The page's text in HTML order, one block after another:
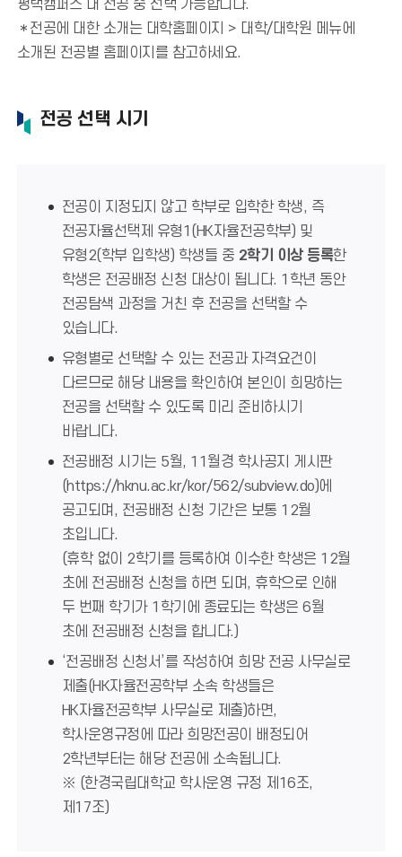
평택캠퍼스 내 전공 중 선택 가능합니다.
＊전공에 대한 소개는 대학홈페이지 > 대학/대학원 메뉴에
소개된 전공별 홈페이지를 참고하세요.
전공 선택 시기
전공이 지정되지 않고 학부로 입학한 학생, 즉
전공자율선택제 유형1(HK자율전공학부) 및
유형2(학부 입학생) 학생들 중 2학기 이상 등록한
학생은 전공배정 신청 대상이 됩니다. 1학년 동안
전공탐색 과정을 거친 후 전공을 선택할 수
있습니다.
유형별로 선택할 수 있는 전공과 자격요건이
다르므로 해당 내용을 확인하여 본인이 희망하는
전공을 선택할 수 있도록 미리 준비하시기
바랍니다.
전공배정 시기는 5월, 11월경 학사공지 게시판
(https://hknu.ac.kr/kor/562/subview.do)에
공고되며, 전공배정 신청 기간은 보통 12월
초입니다.
(휴학 없이 2학기를 등록하여 이수한 학생은 12월
초에 전공배정 신청을 하면 되며, 휴학으로 인해
두 번째 학기가 1학기에 종료되는 학생은 6월
초에 전공배정 신청을 합니다.)
‘전공배정 신청서’를 작성하여 희망 전공 사무실로
제출(HK자율전공학부 소속 학생들은
HK자율전공학부 사무실로 제출)하면,
학사운영규정에 따라 희망전공이 배정되어
2학년부터는 해당 전공에 소속됩니다.
※ (한경국립대학교 학사운영 규정 제16조,
제17조)